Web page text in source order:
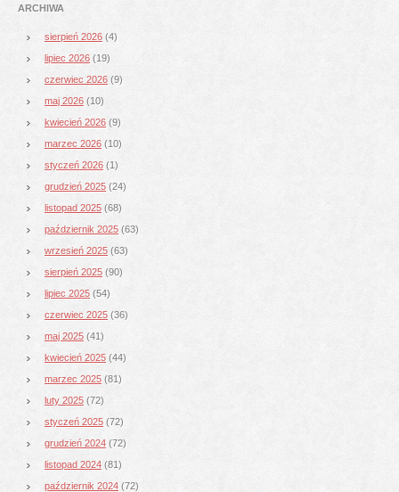
ARCHIWA
sierpień 2026 (4)
lipiec 2026 (19)
czerwiec 2026 (9)
maj 2026 (10)
kwiecień 2026 (9)
marzec 2026 (10)
styczeń 2026 (1)
grudzień 2025 (24)
listopad 2025 (68)
październik 2025 (63)
wrzesień 2025 (63)
sierpień 2025 (90)
lipiec 2025 (54)
czerwiec 2025 (36)
maj 2025 (41)
kwiecień 2025 (44)
marzec 2025 (81)
luty 2025 (72)
styczeń 2025 (72)
grudzień 2024 (72)
listopad 2024 (81)
październik 2024 (72)